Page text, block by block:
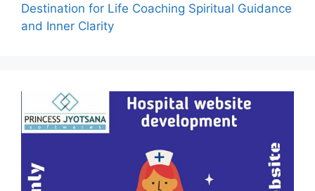
Destination for Life Coaching Spiritual Guidance
and Inner Clarity